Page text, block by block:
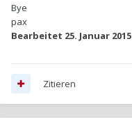
Bye
pax
Bearbeitet 25. Januar 2015
Zitieren